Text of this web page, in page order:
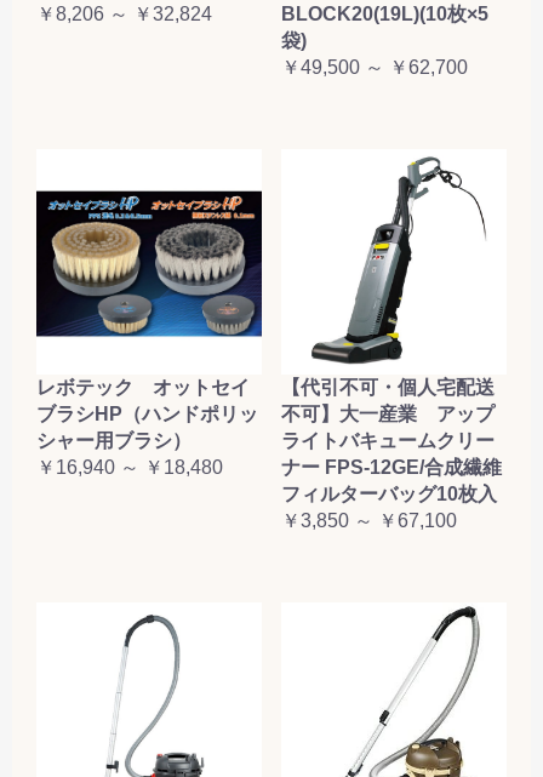
￥8,206 ～ ￥32,824
BLOCK20(19L)(10枚×5
袋)
￥49,500 ～ ￥62,700
レボテック オットセイ
ブラシHP（ハンドポリッ
シャー用ブラシ）
￥16,940 ～ ￥18,480
【代引不可・個人宅配送
不可】大一産業 アップ
ライトバキュームクリー
ナー FPS-12GE/合成繊維
フィルターバッグ10枚入
￥3,850 ～ ￥67,100